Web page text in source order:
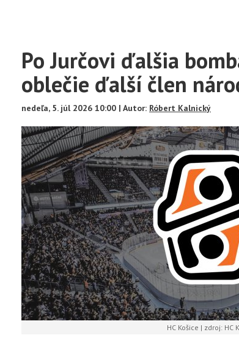
Main
Content
Po Jurčovi ďalšia
oblečie ďalší člen
nedeľa, 5. júl 2026 10:00 | Autor: Róbert Kalnický
HC Košice | zdroj: HC